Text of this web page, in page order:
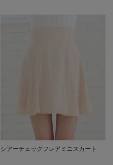
シアーチェックフレアミニスカート